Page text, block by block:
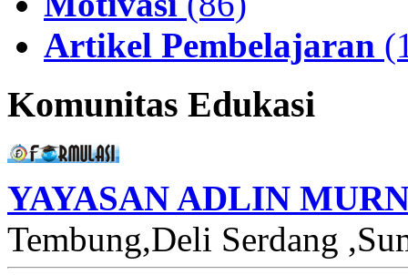
Artikel Pembelajaran
Komunitas Edukasi
YAYASAN ADLIN
Tembung,Deli Serdang